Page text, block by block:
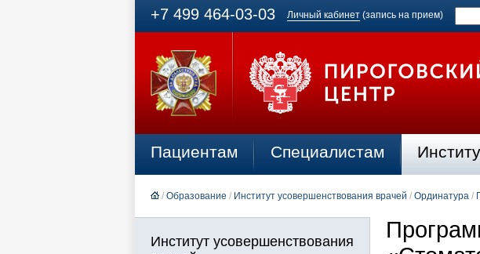
+7 499 464-03-03 Личный кабинет (запись на прием)
Пациентам Специалистам
/ Образование / Институт усовершенствования врачей / Ординатура /
Институт усовершенствования